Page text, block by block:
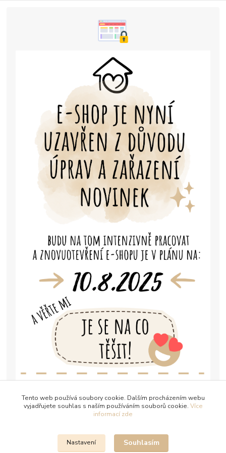
Tento web používá soubory cookie. Dalším procházením webu
vyjadřujete souhlas s naším používáním souborů cookie. Více
informací zde
Nastavení Souhlasím